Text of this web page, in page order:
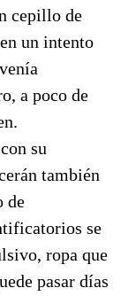
cepillo de
un intento
a poco de
su
también
de
se
ropa que
pasar días